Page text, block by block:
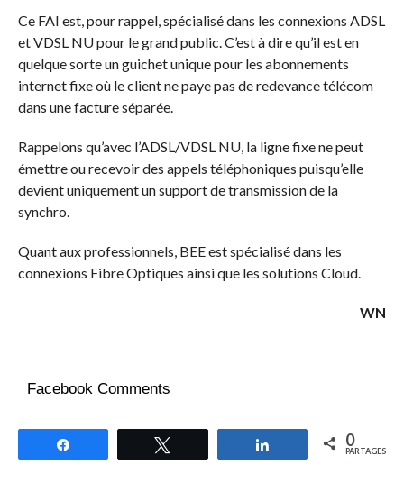
Ce FAI est, pour rappel, spécialisé dans les connexions ADSL
et VDSL NU pour le grand public. C’est à dire qu’il est en
quelque sorte un guichet unique pour les abonnements
internet fixe où le client ne paye pas de redevance télécom
dans une facture séparée.
Rappelons qu’avec l’ADSL/VDSL NU, la ligne fixe ne peut
émettre ou recevoir des appels téléphoniques puisqu’elle
devient uniquement un support de transmission de la
synchro.
Quant aux professionnels, BEE est spécialisé dans les
connexions Fibre Optiques ainsi que les solutions Cloud.
WN
Facebook Comments
Partagez 0
PARTAGES